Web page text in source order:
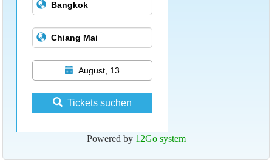
August, 13
Tickets suchen
Powered by 12Go system